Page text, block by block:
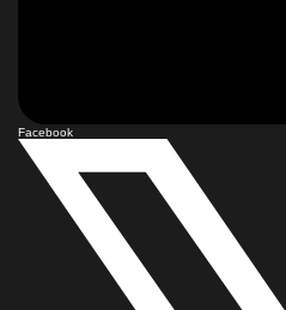
Facebook